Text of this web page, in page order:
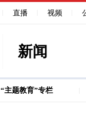
直播 视频
新闻
“主题教育”专栏